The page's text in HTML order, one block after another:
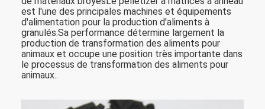
est l'une des principales machines et équipements
d'alimentation pour la production d'aliments à
granulés.Sa performance détermine largement la
production de transformation des aliments pour
animaux et occupe une position très importante dans
le processus de transformation des aliments pour
animaux..